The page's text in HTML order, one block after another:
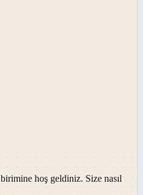
birimine hoş geldiniz. Size nasıl